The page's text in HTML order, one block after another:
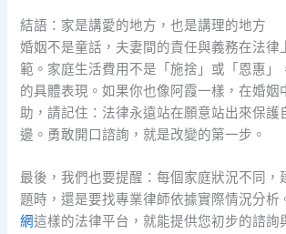
結語：家是講愛的地方，也是講理的地方
婚姻不是童話，夫妻間的責任與義務在法律
範。家庭生活費用不是「施捨」或「恩惠」
的具體表現。如果你也像阿霞一樣，在婚姻
助，請記住：法律永遠站在願意站出來保護
邊。勇敢開口諮詢，就是改變的第一步。
最後，我們也要提醒：每個家庭狀況不同，
題時，還是要找專業律師依據實際情況分析
網這樣的法律平台，就能提供您初步的諮詢